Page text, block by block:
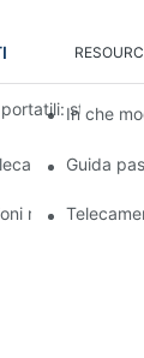
In che
per
Guida
regolari dei